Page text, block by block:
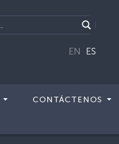
EN ES
CONTÁCTENOS